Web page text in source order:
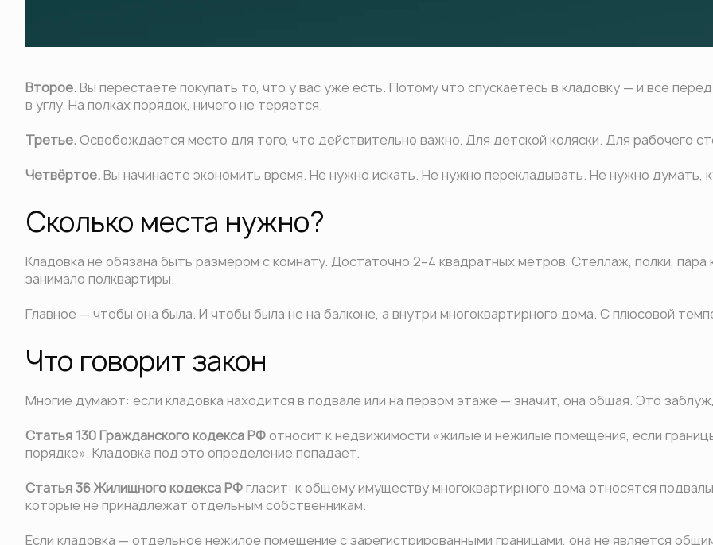
Второе.Вы перестаёте покупать то, что у вас уже есть. Потому что спускаетесь в кладовку — и всё
в углу. На полках порядок, ничего не теряется.
Третье.Освобождается место для того, что действительно важно. Для детской коляски. Для рабочего
Четвёртое.Вы начинаете экономить время. Не нужно искать. Не нужно перекладывать. Не нужно думать,
Сколько места нужно?
Кладовка не обязана быть размером с комнату. Достаточно 2–4 квадратных метров. Стеллаж, полки,
занимало полквартиры.
Главное — чтобы она была. И чтобы была не на балконе, а внутри многоквартирного дома. С плюсовой
Что говорит закон
Многие думают: если кладовка находится в подвале или на первом этаже — значит, она общая. Это
Статья 130 Гражданского кодекса РФ относит к недвижимости «жилые и нежилые помещения, если
порядке». Кладовка под это определение попадает.
Статья 36 Жилищного кодекса РФгласит: к общему имуществу многоквартирного дома относятся
которые не принадлежат отдельным собственникам.
Если кладовка — отдельное нежилое помещение с зарегистрированными границами, она не является